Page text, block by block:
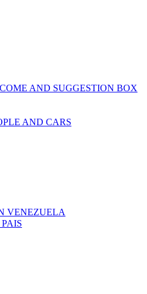
AND SUGGESTION BOX
AND CARS
VENEZUELA